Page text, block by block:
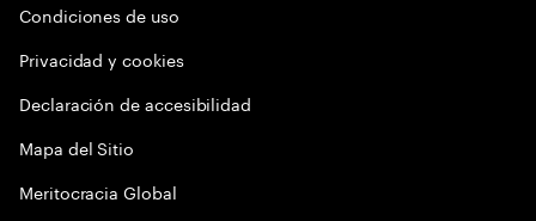
Condiciones de uso
Privacidad y cookies
Declaración de accesibilidad
Mapa del Sitio
Meritocracia Global